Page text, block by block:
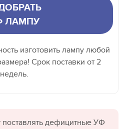
ЛАМПУ
изготовить лампу любой
Срок поставки от 2
недель.
поставлять дефицитные УФ